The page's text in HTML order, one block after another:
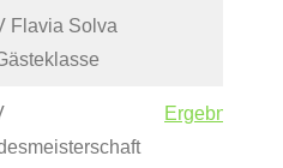
Flavia Solva
Ergebnisse